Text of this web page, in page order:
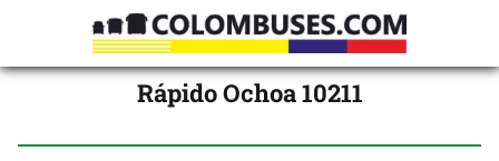
Rápido Ochoa 10211